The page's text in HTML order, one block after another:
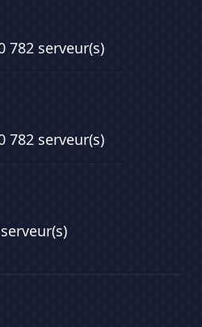
782 serveur(s)
782 serveur(s)